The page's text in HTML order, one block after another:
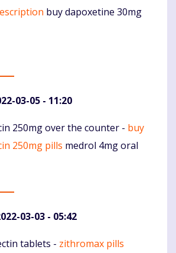
buy dapoxetine 30mg
03-05 - 11:20
250mg over the counter - buy
250mg pills medrol 4mg oral
03-03 - 05:42
tablets - zithromax pills